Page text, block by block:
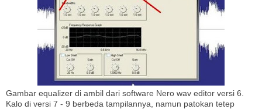
Gambar equalizer di ambil dari software Nero wav editor versi 6.
Kalo di versi 7 - 9 berbeda tampilannya, namun patokan tetep